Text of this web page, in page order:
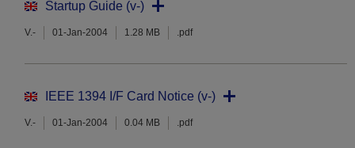
Startup Guide (v-)
V.- 01-Jan-2004 1.28 MB .pdf
IEEE 1394 I/F Card Notice (v-)
V.- 01-Jan-2004 0.04 MB .pdf